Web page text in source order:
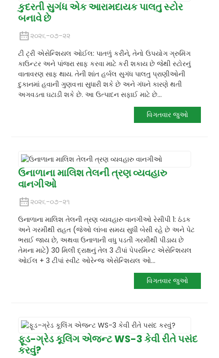
કુદરતી સુગંધ એક આરામદાયક પાલતુ સ્ટોર
બનાવે છે
૨૦૨૬-૦૭-૨૨
ટી ટ્રી એસેન્શિયલ ઓઈલ: પાતળું કરીને, તેનો ઉપયોગ ગ્રુમિંગ
કાઉન્ટર અને પાંજરા સાફ કરવા માટે કરી શકાય છે જેથી સ્ટોરનું
વાતાવરણ સાફ થાય. તેની શાંત હર્બલ સુગંધ પાલતુ પ્રાણીઓની
દુકાનમાં હવાની ગુણવત્તા સુધારી શકે છે અને ગંધને કારણે થતી
અગવડતા ઘટાડી શકે છે. આ ઉત્પાદન સફાઈ માટે છે...
વિગતવાર જુઓ
ઉનાળાના માલિશ તેલની ત્રણ વ્યવહારુ
વાનગીઓ
૨૦૨૬-૦૭-૨૧
ઉનાળાના માલિશ તેલની ત્રણ વ્યવહારુ વાનગીઓ રેસીપી 1: ઠંડક
અને ગરમીથી રાહત (જેઓ લાંબા સમય સુધી બેસી રહે છે અને પેટ
ભરાઈ જાય છે, અથવા ઉનાળાની વધુ પડતી ગરમીથી પીડાય છે
તેમના માટે) 30 મિલી દ્રાક્ષનું તેલ 3 ટીપાં પેપરમિન્ટ એસેન્શિયલ
ઓઈલ + 3 ટીપાં સ્વીટ ઓરેન્જ એસેન્શિયલ ઓ...
વિગતવાર જુઓ
ફૂડ-ગ્રેડ કૂલિંગ એજન્ટ WS-3 કેવી રીતે પસંદ
કરવું?